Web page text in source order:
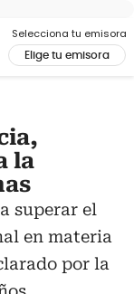
Selecciona tu emisora
Elige tu emisora
la
superar el
en materia
por la